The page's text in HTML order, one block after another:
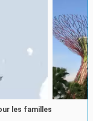
les familles